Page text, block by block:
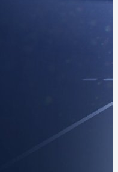
DOCUMENTS UTILES
CLIQUEZ ICI